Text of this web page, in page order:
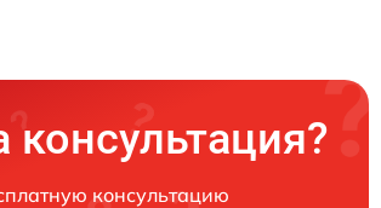
консультацию